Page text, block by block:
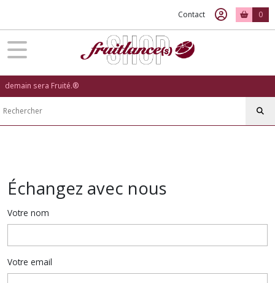
Contact 0
demain sera Fruité.®
Échangez avec nous
Votre nom
Votre email